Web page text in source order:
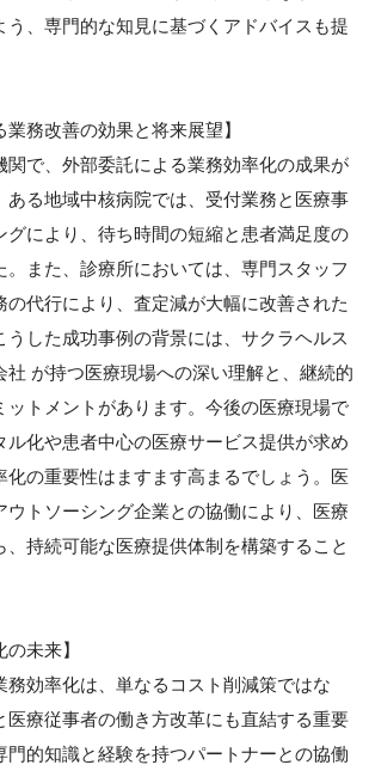
う、専門的な知見に基づくアドバイスも提
業務改善の効果と将来展望】
関で、外部委託による業務効率化の成果が
ある地域中核病院では、受付業務と医療事
グにより、待ち時間の短縮と患者満足度の
。また、診療所においては、専門スタッフ
の代行により、査定減が大幅に改善された
うした成功事例の背景には、サクラヘルス
社 が持つ医療現場への深い理解と、継続的
ットメントがあります。今後の医療現場で
ル化や患者中心の医療サービス提供が求め
化の重要性はますます高まるでしょう。医
ウトソーシング企業との協働により、医療
、持続可能な医療提供体制を構築すること
の未来】
務効率化は、単なるコスト削減策ではな
医療従事者の働き方改革にも直結する重要
門的知識と経験を持つパートナーとの協働